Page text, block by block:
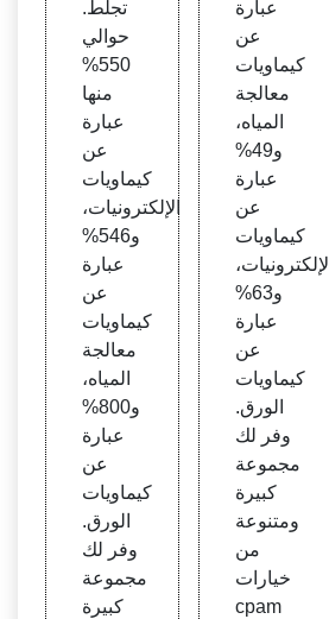
تجلط.
حوالي
550%
منها
عبارة
عن
كيماويات
الإلكترونيات،
و546%
عبارة
عن
كيماويات
معالجة
المياه،
و800%
عبارة
عن
كيماويات
الورق.
وفر لك
مجموعة
كبيرة
عبارة
عن
كيماويات
معالجة
المياه،
و49%
عبارة
عن
كيماويات
الإلكترونيات،
و63%
عبارة
عن
كيماويات
الورق.
وفر لك
مجموعة
كبيرة
ومتنوعة
من
خيارات
cpam